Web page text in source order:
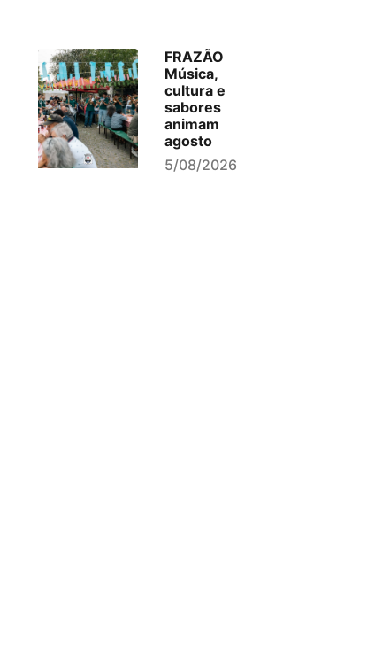
FRAZÃO
Música,
cultura e
sabores
animam
agosto
5/08/2026